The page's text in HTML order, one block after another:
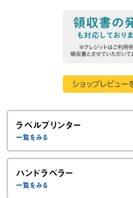
ラベルプリンター
ハンドラベラー